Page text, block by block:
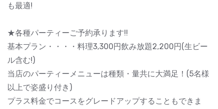
も最適!
★各種パーティーご予約承ります!!
基本プラン・・・・料理3,300円飲み放題2,200円(生ビー
ル含む!)
当店のパーティーメニューは種類・量共に大満足！(5名様
以上で姿盛り付き)
プラス料金でコースをグレードアップすることもできま